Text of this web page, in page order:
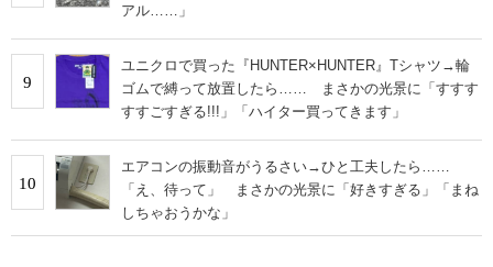
アル……」
9
ユニクロで買った『HUNTER×HUNTER』Tシャツ→輪
ゴムで縛って放置したら…… まさかの光景に「すすす
すすごすぎる!!!」「ハイター買ってきます」
10
エアコンの振動音がうるさい→ひと工夫したら……
「え、待って」 まさかの光景に「好きすぎる」「まね
しちゃおうかな」